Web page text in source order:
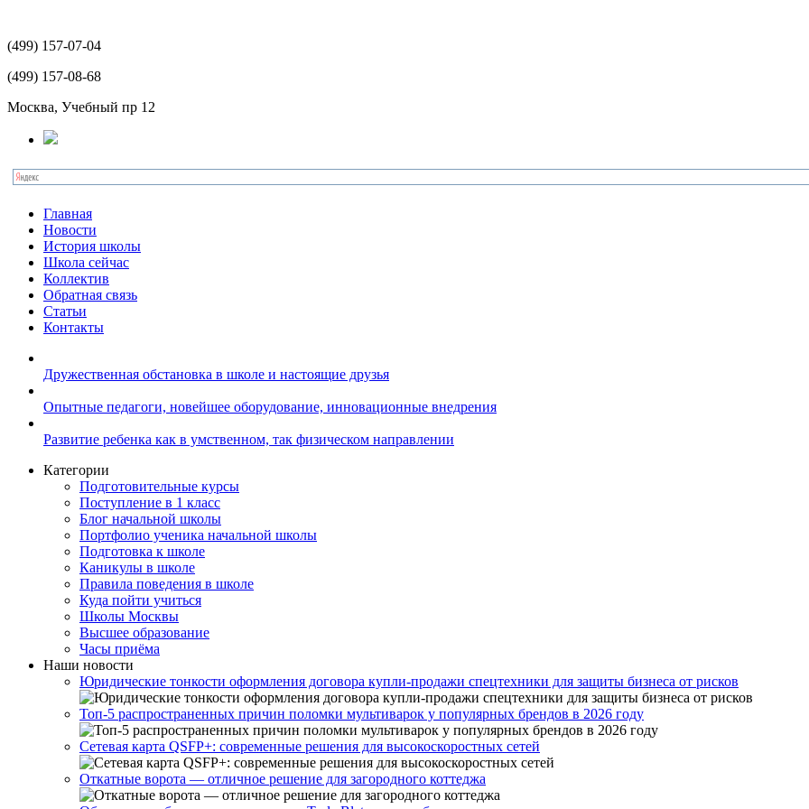
(499) 157-07-04
(499) 157-08-68
Москва, Учебный пр 12
Главная
Новости
История школы
Школа сейчас
Коллектив
Обратная связь
Статьи
Контакты
Дружественная обстановка в школе и настоящие друзья
Опытные педагоги, новейшее оборудование, инновационные внедрения
Развитие ребенка как в умственном, так физическом направлении
Категории
Подготовительные курсы
Поступление в 1 класс
Блог начальной школы
Портфолио ученика начальной школы
Подготовка к школе
Каникулы в школе
Правила поведения в школе
Куда пойти учиться
Школы Москвы
Высшее образование
Часы приёма
Наши новости
Юридические тонкости оформления договора купли-продажи спецтехники для защиты бизнеса от рисков
Топ-5 распространенных причин поломки мультиварок у популярных брендов в 2026 году
Сетевая карта QSFP+: современные решения для высокоскоростных сетей
Откатные ворота — отличное решение для загородного коттеджа